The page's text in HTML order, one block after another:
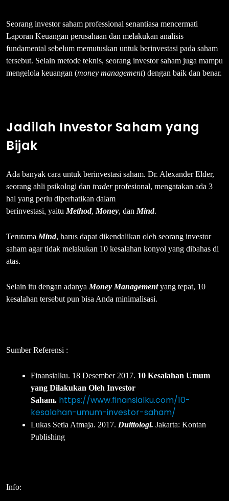
Seorang investor saham professional senantiasa mencermati
Laporan Keuangan perusahaan dan melakukan analisis
fundamental sebelum memutuskan untuk berinvestasi pada saham
tersebut. Selain metode teknis, seorang investor saham juga mampu
mengelola keuangan (money management) dengan baik dan benar.
Jadilah Investor Saham yang
Bijak
Ada banyak cara untuk berinvestasi saham. Dr. Alexander Elder,
seorang ahli psikologi dan traderprofesional, mengatakan ada 3
hal yang perlu diperhatikan dalam
berinvestasi yaitu Method, Money, dan Mind.
Terutama Mind, harus dapat dikendalikan oleh seorang investor
saham agar tidak melakukan 10 kesalahan konyol yang dibahas di
atas.
Selain itu dengan adanya Money Managementyang tepat, 10
kesalahan tersebut pun bisa Anda minimalisasi.
Sumber Referensi :
Finansialku. 18 Desember 2017. 10 Kesalahan Umum
yang Dilakukan Oleh Investor
Saham. https://www.finansialku.com/10-
kesalahan-umum-investor-saham/
Lukas Setia Atmaja. 2017. Duittologi. Jakarta: Kontan
Publishing
Info: